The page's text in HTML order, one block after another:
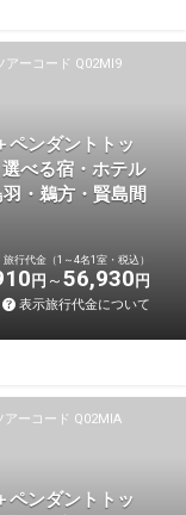
アーコード Q02MI9
ペンダントトッ
べる宿・ホテル
・鵜方・賢島間
行代金（1～4名1室・税込）
円 56,930 円
表示旅行代金について
アーコード Q02MIA
ペンダントトッ